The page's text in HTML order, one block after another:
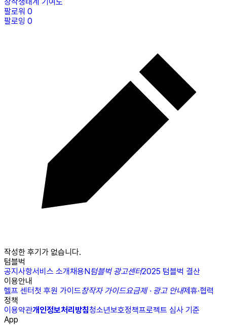
팔로워 0
팔로잉 0
작성한 후기가 없습니다.
텀블벅
공지사항서비스 소개채용N텀블벅 광고센터2025 텀블벅 결산
이용안내
헬프 센터첫 후원 가이드창작자 가이드요금제 · 광고 안내제휴·협력
정책
이용약관개인정보처리방침청소년보호정책프로젝트 심사 기준
App